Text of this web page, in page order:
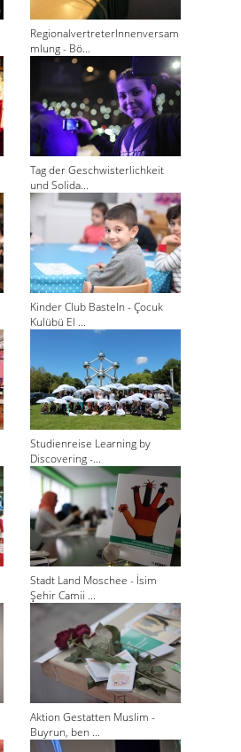
RegionalvertreterInnenversam
mlung - Bö...
Tag der Geschwisterlichkeit
und Solida...
Kinder Club Basteln - Çocuk
Kulübü El ...
Studienreise Learning by
Discovering -...
Stadt Land Moschee - İsim
Şehir Camii ...
Aktion Gestatten Muslim -
Buyrun, ben ...